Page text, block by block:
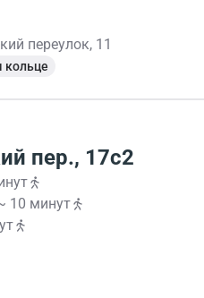
переулок, 11
кольце
пер., 17с2
10 минут